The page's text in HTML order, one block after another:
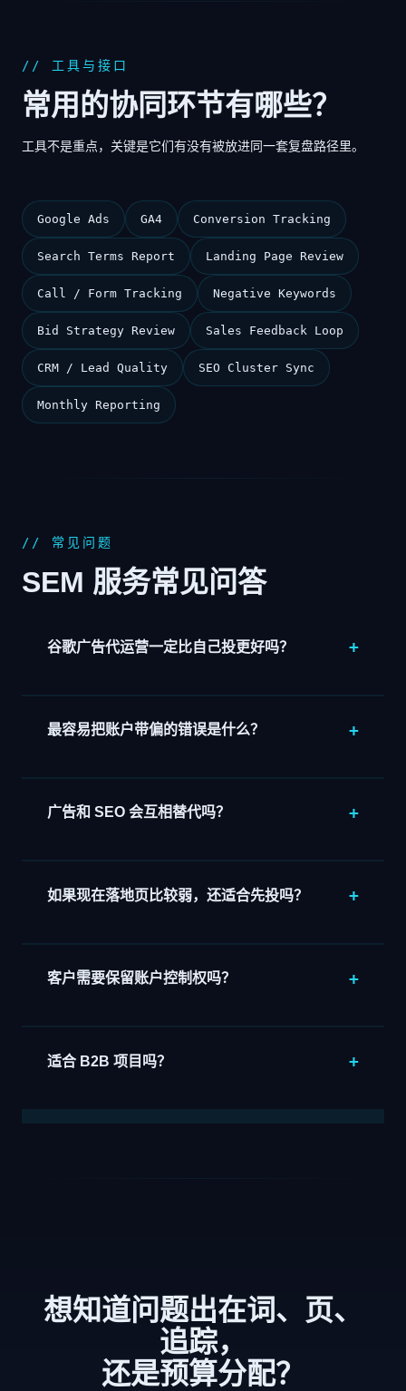
// 工具与接口
常用的协同环节有哪些？
工具不是重点，关键是它们有没有被放进同一套复盘路径里。
Google Ads GA4 Conversion Tracking
Search Terms Report Landing Page Review
Call / Form Tracking Negative Keywords
Bid Strategy Review Sales Feedback Loop
CRM / Lead Quality SEO Cluster Sync
Monthly Reporting
// 常见问题
SEM 服务常见问答
谷歌广告代运营一定比自己投更好吗？
部团队的价值在于把方法和节奏搭起来。
最容易把账户带偏的错误是什么？
广告和 SEO 会互相替代吗？
如果现在落地页比较弱，还适合先投吗？
客户需要保留账户控制权吗？
适合 B2B 项目吗？
想知道问题出在词、页、
追踪，
还是预算分配？